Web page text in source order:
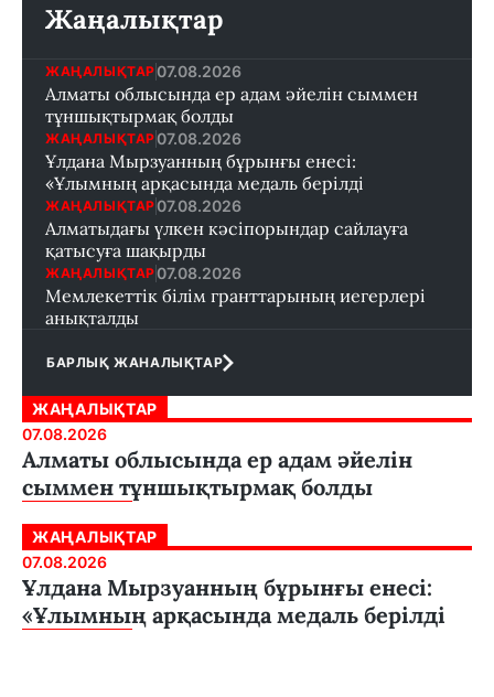
Жаңалықтар
ЖАҢАЛЫҚТАР 07.08.2026
Алматы облысында ер адам әйелін сыммен
тұншықтырмақ болды
ЖАҢАЛЫҚТАР 07.08.2026
Ұлдана Мырзуанның бұрынғы енесі:
«Ұлымның арқасында медаль берілді
ЖАҢАЛЫҚТАР 07.08.2026
Алматыдағы үлкен кәсіпорындар сайлауға
қатысуға шақырды
ЖАҢАЛЫҚТАР 07.08.2026
Мемлекеттік білім гранттарының иегерлері
анықталды
БАРЛЫҚ ЖАНАЛЫҚТАР
ЖАҢАЛЫҚТАР
07.08.2026
Алматы облысында ер адам әйелін
сыммен тұншықтырмақ болды
ЖАҢАЛЫҚТАР
07.08.2026
Ұлдана Мырзуанның бұрынғы енесі:
«Ұлымның арқасында медаль берілді